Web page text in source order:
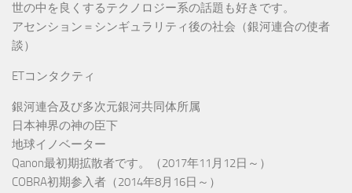
世の中を良くするテクノロジー系の話題も好きです。
アセンション＝シンギュラリティ後の社会（銀河連合の使者
談）
ETコンタクティ
銀河連合及び多次元銀河共同体所属
日本神界の神の臣下
地球イノベーター
Qanon最初期拡散者です。（2017年11月12日～）
COBRA初期参入者（2014年8月16日～）